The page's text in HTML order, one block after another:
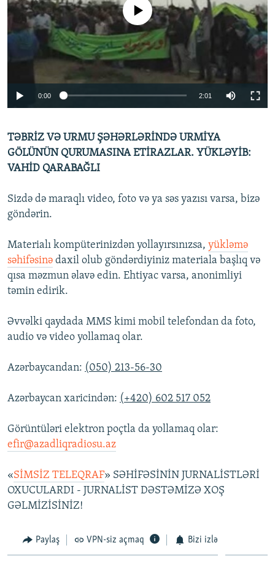
FOTOQALEREYA
İNFOQRAFIKA
KARIKATURA
OXU ZALI
AZƏRBAYCAN ƏDƏBIYYATI KITABXANASI
İSLAM VƏ DEMOKRATIYA
HAQQIMIZDA
MISSIYAMIZ
PEŞƏ ETIKASI VƏ JURNALISTIKA STANDARTLARIMIZ
AZADLIQRADIOSU MOBIL TELEFONUNUZDA
XƏBƏR BÜLLETENLƏRIMIZ
BIZI IZLƏ
RFE/RL-in bütün saytları
No media source currently available
0:00 2:01
TƏBRİZ VƏ URMU ŞƏHƏRLƏRİNDƏ URMİYA
GÖLÜNÜN QURUMASINA ETİRAZLAR. YÜKLƏYİB:
VAHİD QARABAĞLI
Sizdə də maraqlı video, foto və ya səs yazısı varsa, bizə
göndərin.
Materialı kompüterinizdən yollayırsınızsa, yükləmə
səhifəsinə daxil olub göndərdiyiniz materiala başlıq və
qısa məzmun əlavə edin. Ehtiyac varsa, anonimliyi
təmin edirik.
Əvvəlki qaydada MMS kimi mobil telefondan da foto,
audio və video yollamaq olar.
Azərbaycandan: (050) 213-56-30
Azərbaycan xaricindən: (+420) 602 517 052
Görüntüləri elektron poçtla da yollamaq olar:
efir@azadliqradiosu.az
«SİMSİZ TELEQRAF» SƏHİFƏSİNİN JURNALİSTLƏRİ
OXUCULARDI - JURNALİST DƏSTƏMİZƏ XOŞ
GƏLMİZİSİNİZ!
Paylaş VPN-siz açmaq Bizi izlə